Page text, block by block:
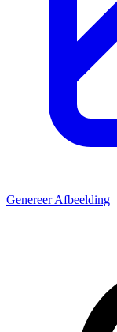
Genereer Afbeelding